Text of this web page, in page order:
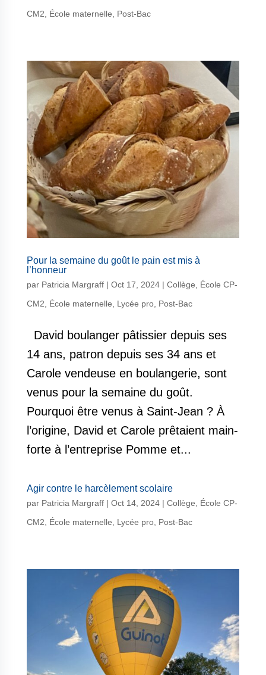
CM2, École maternelle, Post-Bac
Pour la semaine du goût le pain est mis à
l’honneur
par Patricia Margraff| Oct 17, 2024| Collège
École CP-
CM2
École maternelle Lycée pro, Post-Bac
David boulanger pâtissier depuis ses
14 ans, patron depuis ses 34 ans et
Carole vendeuse en boulangerie, sont
venus pour la semaine du goût.
Pourquoi être venus à Saint-Jean ? À
l’origine, David et Carole prêtaient main-
forte à l’entreprise Pomme et...
Agir contre le harcèlement scolaire
par Patricia Margraff| Oct 14, 2024| Collège
École CP-
CM2
École maternelle Lycée pro, Post-Bac